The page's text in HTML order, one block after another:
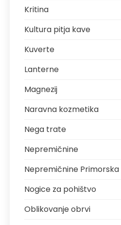
Kritina
Kultura pitja kave
Kuverte
Lanterne
Magnezij
Naravna kozmetika
Nega trate
Nepremičnine
Nepremičnine Primorska
Nogice za pohištvo
Oblikovanje obrvi